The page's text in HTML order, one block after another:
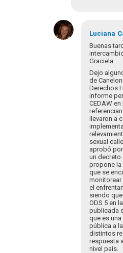
respuesta
Luciana
Buenas
Graciela.
Dejo
de
Derechos
informe
CEDAW
llevaron a
sexual
aprobó
un decreto
propone la
que se
monitorear
el
siendo
ODS 5 en
publicada
que es
pública a
distintos
respuesta
nivel país.